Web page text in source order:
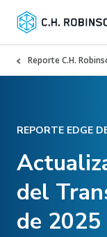
Reporte C.H.
REPORTE EDGE
del
de 2025